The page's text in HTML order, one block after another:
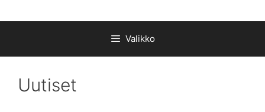
Valikko
Uutiset